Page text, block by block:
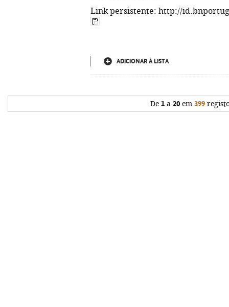
Link persistente: http://
ADICIONAR À LISTA
De 1 a 20 em 399